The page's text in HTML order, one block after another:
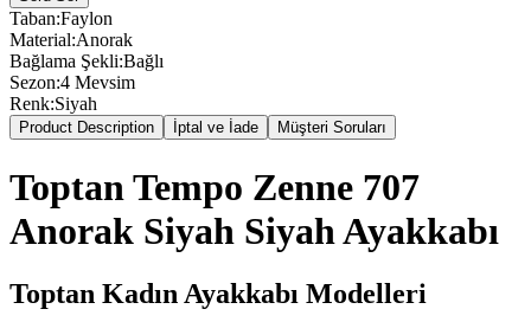
Taban:Faylon
Material:Anorak
Bağlama Şekli:Bağlı
Sezon:4 Mevsim
Renk:Siyah
Product Description İptal ve İade Müşteri Soruları
Toptan Tempo Zenne 707
Anorak Siyah Siyah Ayakkabı
Toptan Kadın Ayakkabı Modelleri